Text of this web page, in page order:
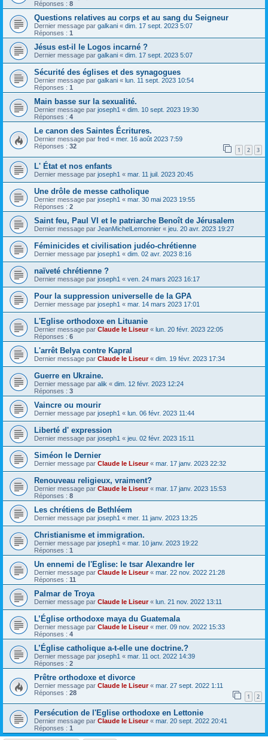
Réponses : 8
Questions relatives au corps et au sang du Seigneur
Dernier message par galkani « dim. 17 sept. 2023 5:07
Réponses : 1
Jésus est-il le Logos incarné ?
Dernier message par galkani « dim. 17 sept. 2023 5:07
Sécurité des églises et des synagogues
Dernier message par galkani « lun. 11 sept. 2023 10:54
Réponses : 1
Main basse sur la sexualité.
Dernier message par joseph1 « dim. 10 sept. 2023 19:30
Réponses : 4
Le canon des Saintes Écritures.
Dernier message par fred « mer. 16 août 2023 7:59
Réponses : 32 1 2 3
L' État et nos enfants
Dernier message par joseph1 « mar. 11 juil. 2023 20:45
Une drôle de messe catholique
Dernier message par joseph1 « mar. 30 mai 2023 19:55
Réponses : 2
Saint feu, Paul VI et le patriarche Benoît de Jérusalem
Dernier message par JeanMichelLemonnier « jeu. 20 avr. 2023 19:27
Féminicides et civilisation judéo-chrétienne
Dernier message par joseph1 « dim. 02 avr. 2023 8:16
naïveté chrétienne ?
Dernier message par joseph1 « ven. 24 mars 2023 16:17
Pour la suppression universelle de la GPA
Dernier message par joseph1 « mar. 14 mars 2023 17:01
L'Eglise orthodoxe en Lituanie
Dernier message par Claude le Liseur« lun. 20 févr. 2023 22:05
Réponses : 6
L'arrêt Belya contre Kapral
Dernier message par Claude le Liseur« dim. 19 févr. 2023 17:34
Guerre en Ukraine.
Dernier message par alik « dim. 12 févr. 2023 12:24
Réponses : 3
Vaincre ou mourir
Dernier message par joseph1 « lun. 06 févr. 2023 11:44
Liberté d' expression
Dernier message par joseph1 « jeu. 02 févr. 2023 15:11
Siméon le Dernier
Dernier message par Claude le Liseur« mar. 17 janv. 2023 22:32
Renouveau religieux, vraiment?
Dernier message par Claude le Liseur« mar. 17 janv. 2023 15:53
Réponses : 8
Les chrétiens de Bethléem
Dernier message par joseph1 « mer. 11 janv. 2023 13:25
Christianisme et immigration.
Dernier message par joseph1 « mar. 10 janv. 2023 19:22
Réponses : 1
Un ennemi de l'Eglise: le tsar Alexandre Ier
Dernier message par Claude le Liseur« mar. 22 nov. 2022 21:28
Réponses : 11
Palmar de Troya
Dernier message par Claude le Liseur« lun. 21 nov. 2022 13:11
L’Église orthodoxe maya du Guatemala
Dernier message par Claude le Liseur« mer. 09 nov. 2022 15:33
Réponses : 4
L’Église catholique a-t-elle une doctrine.?
Dernier message par joseph1 « mar. 11 oct. 2022 14:39
Réponses : 2
Prêtre orthodoxe et divorce
Dernier message par Claude le Liseur« mar. 27 sept. 2022 1:11
Réponses : 28 1 2
Persécution de l'Eglise orthodoxe en Lettonie
Dernier message par Claude le Liseur« mar. 20 sept. 2022 20:41
Réponses : 1